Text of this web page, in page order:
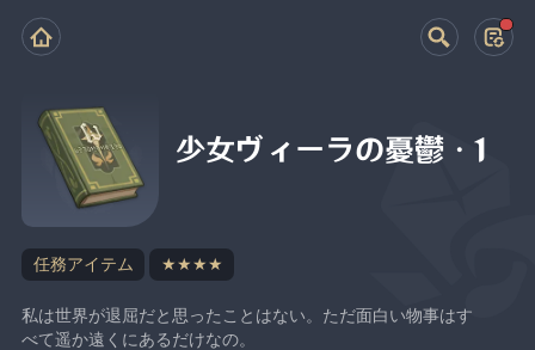
少女ヴィーラの憂鬱・1
任務アイテム ★★★★
私は世界が退屈だと思ったことはない。ただ面白い物事はす
べて遥か遠くにあるだけなの。